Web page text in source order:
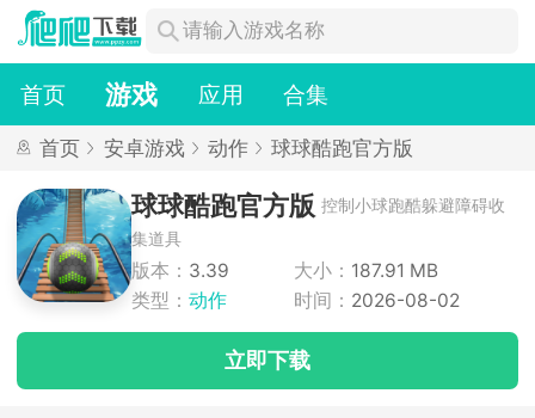
首页 游戏 应用 合集
首页 安卓游戏 动作 球球酷跑官方版
球球酷跑官方版 控制小球跑酷躲避障碍收
集道具
版本： 3.39 大小： 187.91 MB
类型： 动作 时间： 2026-08-02
立即下载